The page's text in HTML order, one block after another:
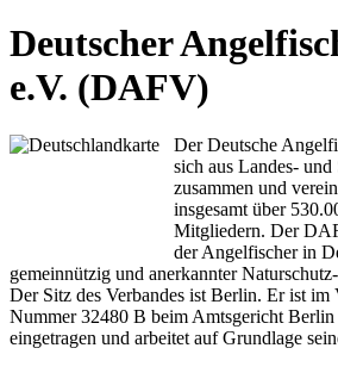
Deutscher
e.V. (DAFV)
Der Deutsche
sich aus Landes- und
zusammen und
insgesamt über
Mitgliedern. Der
der Angelfischer in
gemeinnützig und anerkannter
Der Sitz des Verbandes ist Berlin. Er ist im
Nummer 32480 B beim Amtsgericht
eingetragen und arbeitet auf Grundlage